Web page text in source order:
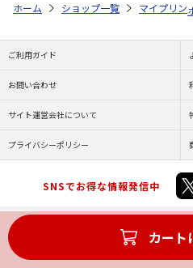
カート
ホーム ショップ一覧 マイプリン
ご利用ガイド
お問い合わせ
サイト運営会社について
プライバシーポリシー
SNSでお得な情報発信中